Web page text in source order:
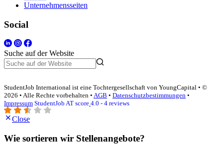
Unternehmensseiten
Social
Suche auf der Website
StudentJob International ist eine Tochtergesellschaft von YoungCapital • ©
2026 • Alle Rechte vorbehalten • AGB • Datenschutzbestimmungen •
Impressum StudentJob AT score 4.0 - 4 reviews
Close
Wie sortieren wir Stellenangebote?